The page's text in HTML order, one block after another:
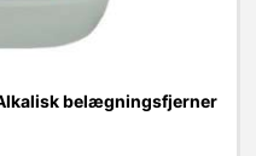
belægningsfjerner